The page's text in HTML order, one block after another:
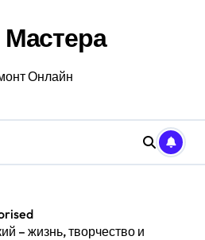
Онлайн
– жизнь, творчество и